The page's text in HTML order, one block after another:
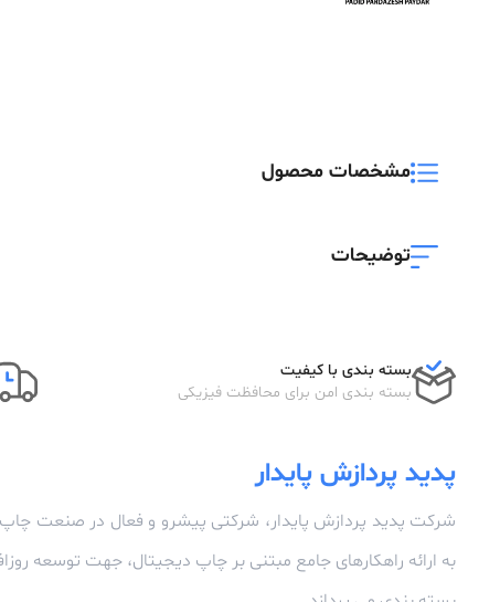
مشخصات محصول
توضیحات
بسته بندی با کیفیت
بسته بندی امن برای محافظت فیزیکی
پدید پردازش پایدار
شرکت پدید پردازش پایدار، شرکتی پیشرو و فعال در صنعت
به ارائه راهکارهای جامع مبتنی بر چاپ دیجیتال، جهت توسعه